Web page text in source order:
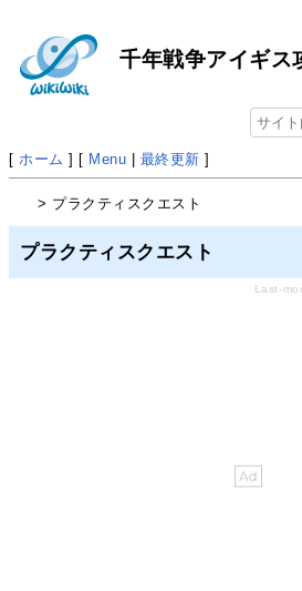
千年戦争アイギス
[ ホーム ] [ Menu | 最終更新 ]
> プラクティスクエスト
プラクティスクエスト
Last-